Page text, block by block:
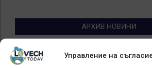
Управление на
АРХИВ НОВИНИ
Архив
новини